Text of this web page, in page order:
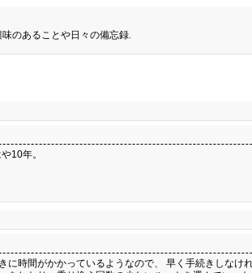
味のあることや日々の備忘録.
10年。
時間がかかっているようなので、 早く手続きしなけ